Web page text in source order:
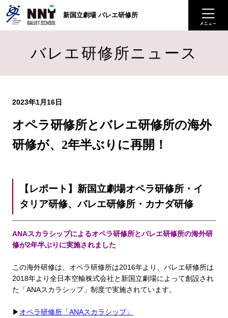
新国立劇場 バレエ研修所
バレエ研修所ニュース
2023年1月16日
オペラ研修所とバレエ研修所の海外
研修が、2年半ぶりに再開！
【レポート】新国立劇場オペラ研修所・イ
タリア研修、バレエ研修所・カナダ研修
ANAスカラシップによるオペラ研修所とバレエ研修所の海外研
修が2年半ぶりに実施されました
この海外研修は、オペラ研修所は2016年より、バレエ研修所は
2018年より全日本空輸株式会社と新国立劇場によって創設され
た「ANAスカラシップ」制度で実施されています。
▶ オペラ研修所「ANAスカラシップ」